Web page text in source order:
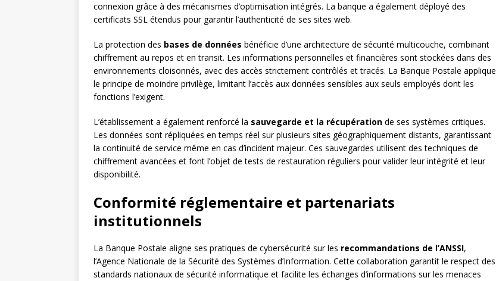
connexion grâce à des mécanismes d’optimisation intégrés. La banque a également déployé des
certificats SSL étendus pour garantir l’authenticité de ses sites web.
La protection des bases de données bénéficie d’une architecture de sécurité multicouche, combinant
chiffrement au repos et en transit. Les informations personnelles et financières sont stockées dans des
environnements cloisonnés, avec des accès strictement contrôlés et tracés. La Banque Postale applique
le principe de moindre privilège, limitant l’accès aux données sensibles aux seuls employés dont les
fonctions l’exigent.
L’établissement a également renforcé la sauvegarde et la récupération de ses systèmes critiques.
Les données sont répliquées en temps réel sur plusieurs sites géographiquement distants, garantissant
la continuité de service même en cas d’incident majeur. Ces sauvegardes utilisent des techniques de
chiffrement avancées et font l’objet de tests de restauration réguliers pour valider leur intégrité et leur
disponibilité.
Conformité réglementaire et partenariats
institutionnels
La Banque Postale aligne ses pratiques de cybersécurité sur les recommandations de l’ANSSI,
l’Agence Nationale de la Sécurité des Systèmes d’Information. Cette collaboration garantit le respect des
standards nationaux de sécurité informatique et facilite les échanges d’informations sur les menaces